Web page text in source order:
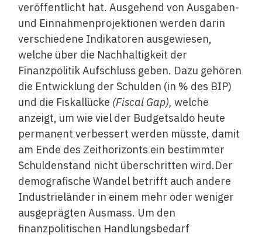
veröffentlicht hat. Ausgehend von Ausgaben-
und Einnahmenprojektionen werden darin
verschiedene Indikatoren ausgewiesen,
welche über die Nachhaltigkeit der
Finanzpolitik Aufschluss geben. Dazu gehören
die Entwicklung der Schulden (in % des BIP)
und die Fiskallücke (Fiscal Gap), welche
anzeigt, um wie viel der Budgetsaldo heute
permanent verbessert werden müsste, damit
am Ende des Zeithorizonts ein bestimmter
Schuldenstand nicht überschritten wird.Der
demografische Wandel betrifft auch andere
Industrieländer in einem mehr oder weniger
ausgeprägten Ausmass. Um den
finanzpolitischen Handlungsbedarf